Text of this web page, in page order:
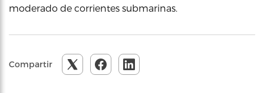
moderado de corrientes submarinas.
Compartir